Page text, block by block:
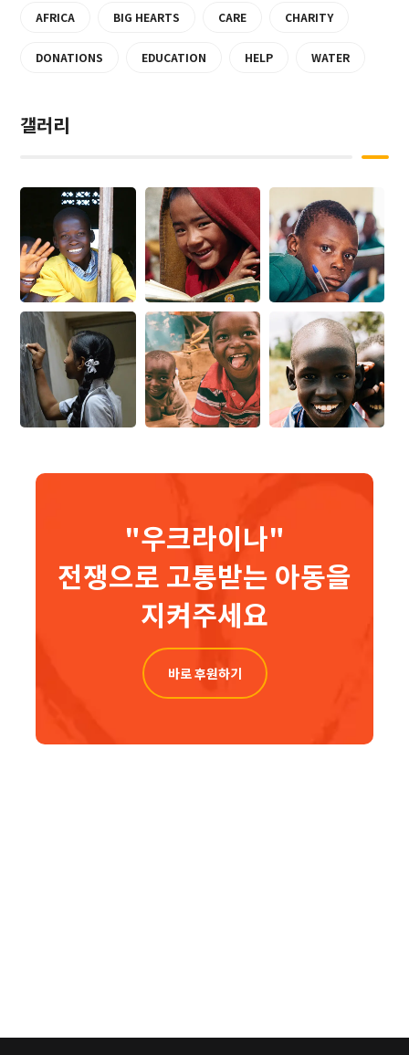
AFRICA BIG HEARTS CARE CHARITY
DONATIONS EDUCATION HELP WATER
갤러리
"우크라이나"
전쟁으로 고통받는 아동을
지켜주세요
바로 후원하기